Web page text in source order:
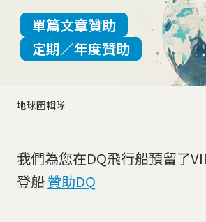
地球圖輯隊
單篇文章贊助
定期／年度贊助
我們為您在DQ飛行船預留了
登船贊助DQ